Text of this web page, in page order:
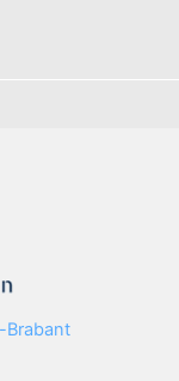
Brabant